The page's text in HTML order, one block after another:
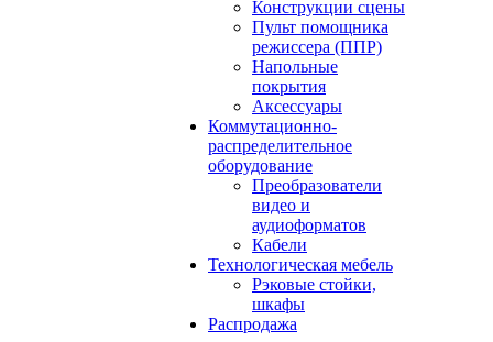
Конструкции сцены
Пульт помощника
режиссера (ППР)
Напольные
покрытия
Аксессуары
Коммутационно-
распределительное
оборудование
Преобразователи
видео и
аудиоформатов
Кабели
Технологическая мебель
Рэковые стойки,
шкафы
Распродажа